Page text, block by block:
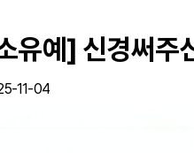
유예] 신경써주
11-04